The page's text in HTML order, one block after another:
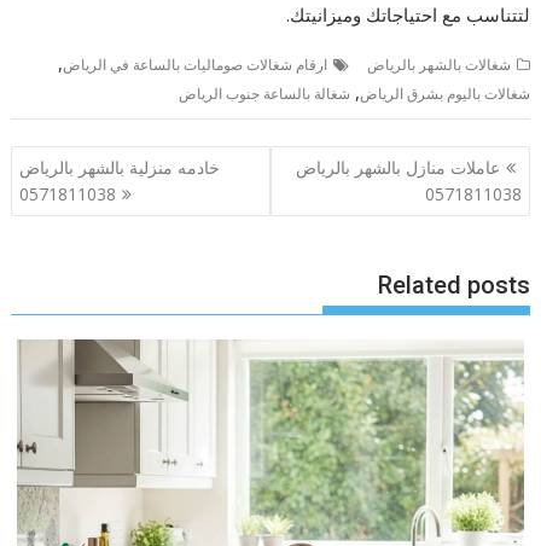
لتتناسب مع احتياجاتك وميزانيتك.
شغالات بالشهر بالرياض ارقام شغالات صوماليات بالساعة في الرياض,
شغالات باليوم بشرق الرياض, شغالة بالساعة جنوب الرياض
تصفّح
المقالات
عاملات منازل بالشهر بالرياض
0571811038
خادمه منزلية بالشهر بالرياض
0571811038
Related posts